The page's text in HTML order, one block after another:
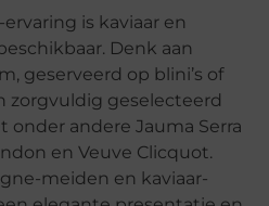
is kaviaar en
Denk aan
geserveerd op blini’s of
zorgvuldig geselecteerd
andere Jauma Serra
en Veuve Clicquot.
meiden en kaviaar-